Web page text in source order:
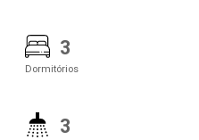
3
Dormitórios
3